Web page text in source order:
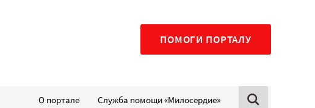
ПОМОГИ ПОРТАЛУ
О портале Служба помощи «Милосердие»